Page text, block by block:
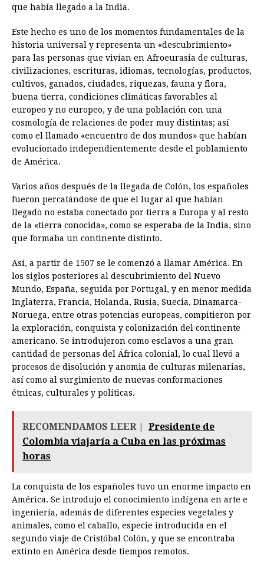
que había llegado a la India.
Este hecho es uno de los momentos fundamentales de la
historia universal y representa un «descubrimiento»
para las personas que vivían en Afroeurasia de culturas,
civilizaciones, escrituras, idiomas, tecnologías, productos,
cultivos, ganados, ciudades, riquezas, fauna y flora,
buena tierra, condiciones climáticas favorables al
europeo y no europeo, y de una población con una
cosmología de relaciones de poder muy distintas; así
como el llamado «encuentro de dos mundos» que habían
evolucionado independientemente desde el poblamiento
de América.
Varios años después de la llegada de Colón, los españoles
fueron percatándose de que el lugar al que habían
llegado no estaba conectado por tierra a Europa y al resto
de la «tierra conocida», como se esperaba de la India, sino
que formaba un continente distinto.
Así, a partir de 1507 se le comenzó a llamar América. En
los siglos posteriores al descubrimiento del Nuevo
Mundo, España, seguida por Portugal, y en menor medida
Inglaterra, Francia, Holanda, Rusia, Suecia, Dinamarca-
Noruega, entre otras potencias europeas, compitieron por
la exploración, conquista y colonización del continente
americano. Se introdujeron como esclavos a una gran
cantidad de personas del África colonial, lo cual llevó a
procesos de disolución y anomia de culturas milenarias,
así como al surgimiento de nuevas conformaciones
étnicas, culturales y políticas.
RECOMENDAMOS LEER |
Presidente de
Colombia viajaría a Cuba en las próximas
horas
La conquista de los españoles tuvo un enorme impacto en
América. Se introdujo el conocimiento indígena en arte e
ingeniería, además de diferentes especies vegetales y
animales, como el caballo, especie introducida en el
segundo viaje de Cristóbal Colón, y que se encontraba
extinto en América desde tiempos remotos.